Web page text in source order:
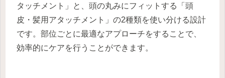
タッチメント」と、頭の丸みにフィットする「頭
皮・髪用アタッチメント」の2種類を使い分ける設計
です。部位ごとに最適なアプローチをすることで、
効率的にケアを行うことができます。